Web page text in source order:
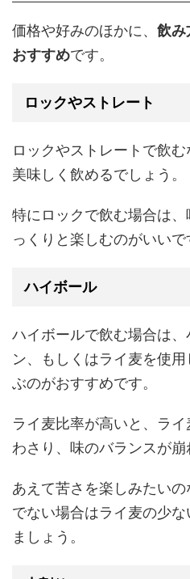
価格や好みのほかに、 飲み
おすすめです。
ロックやストレート
ロックやストレートで飲
美味しく飲めるでしょう。
特にロックで飲む場合は
っくりと楽しむのがいいで
ハイボール
ハイボールで飲む場合は
ン、もしくはライ麦を使
ぶのがおすすめです。
ライ麦比率が高いと、ラ
わさり、味のバランスが崩
あえて苦さを楽しみたい
でない場合はライ麦の少
ましょう。